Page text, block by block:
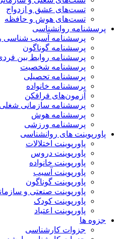
تست‌های عشق و ازدواج
تست‌های هوش و حافظه
پرسشنامه روانشناسی
پرسشنامه آسیب شناسی
پرسشنامه گوناگون
پرسشنامه روابط بین
پرسشنامه شخصیت
پرسشنامه تحصیلی
پرسشنامه خانواده
آزمون‌های فرافکن
پرسشنامه سازمانی شغلی
پرسشنامه هوش
پرسشنامه ورزشی
پاورپوینت های روانشناسی
پاورپوینت اختلالات
پاورپوینت دروس
پاورپوینت خانواده
پاورپوینت آسیب
پاورپوینت گوناگون
پاورپوینت صنعتی و
پاورپوینت کودک
پاورپوینت اعتیاد
جزوه ها
جزوات کارشناسی